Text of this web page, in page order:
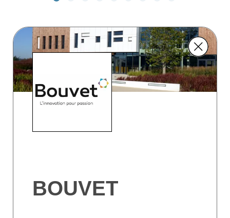
BOUVET